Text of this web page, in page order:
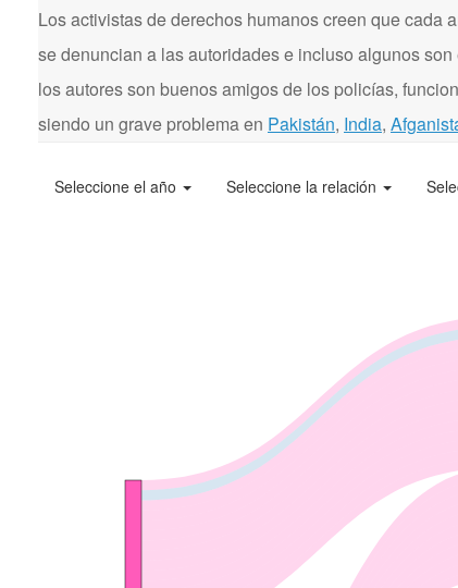
Los activistas de derechos humanos creen que cada
se denuncian a las autoridades e incluso algunos
los autores son buenos amigos de los policías,
siendo un grave problema en Pakistán, India,